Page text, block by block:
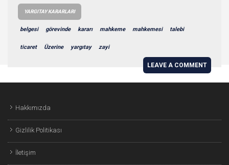
YARGITAY KARARLARI
belgesi görevinde kararı mahkeme mahkemesi talebi
ticaret Üzerine yargıtay zayi
LEAVE A COMMENT
Hakkımızda
Gizlilik Politikası
İletişim